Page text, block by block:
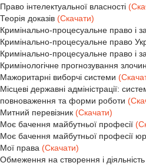
Право інтелектуальної власності
Теорія доказів (Скачати)
Кримінально-процесуальне право і
Кримінально-процесуальне право
Кримінально-процесуальне право і
Кримінологічне прогнозування
Мажоритарні виборчі системи
Місцеві державні адміністрації:
повноваження та форми роботи
Митний перевізник (Скачати)
Моє бачення майбутньої професії
Моє бачення майбутньої професії
Мої права (Скачати)
Обмеження на створення і